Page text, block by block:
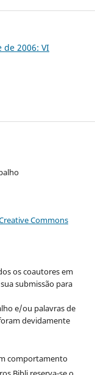
2006: VI
Commons
os coautores em
submissão para
e/ou palavras de
devidamente
comportamento